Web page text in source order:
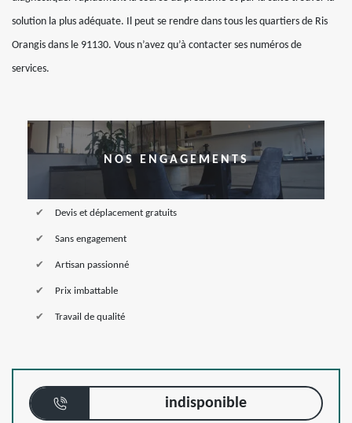
solution la plus adéquate. Il peut se rendre dans tous les quartiers de Ris
Orangis dans le 91130. Vous n’avez qu’à contacter ses numéros de
services.
NOS ENGAGEMENTS
Devis et déplacement gratuits
Sans engagement
Artisan passionné
Prix imbattable
Travail de qualité
indisponible